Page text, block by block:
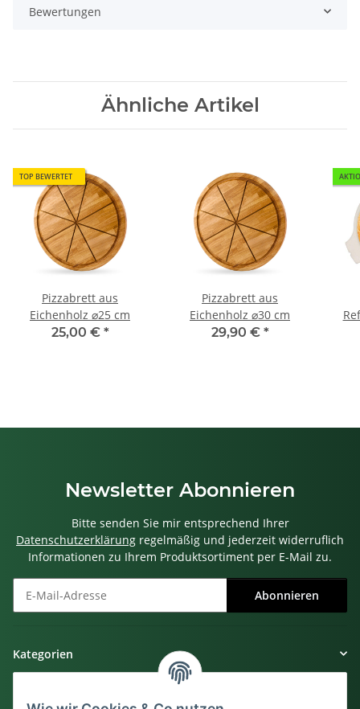
Bewertungen
Ähnliche Artikel
TOP BEWERTET
Pizzabrett aus
Eichenholz ⌀25 cm
25,00 € *
Pizzabrett aus
Eichenholz ⌀30 cm
29,90 € *
Newsletter Abonnieren
Bitte senden Sie mir entsprechend Ihrer
Datenschutzerklärung regelmäßig und jederzeit widerruflich
Informationen zu Ihrem Produktsortiment per E-Mail zu.
Abonnieren
Kategorien